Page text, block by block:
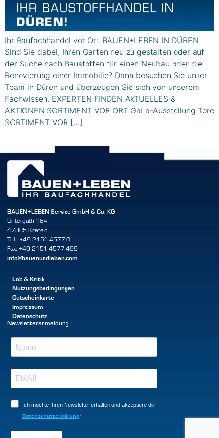
Ihr Baufachhandel vor Ort BAUEN+LEBEN IN DÜREN
Sind Sie dabei, Ihren Garten neu zu gestalten oder auf
der Suche nach Baustoffen für einen Neubau oder die
Renovierung einer Immobilie? Dann besuchen Sie unser
Team in Düren und überzeugen Sie sich von unserem
Fachwissen. EXPERTEN FINDEN AkTUELLES &
AKTIONEN SORTIMENT VOR ORT GaLa-Ausstellung Tore
SORTIMENT VOR […]
BAUEN+LEBEN Service GmbH & Co. KG
Untergath 184
47805 Krefeld
Tel.: +49 2151 4577-0
Fax: +49 2151 4577-499
info@bauenundleben.com
Lob & Kritik
Nutzungsbedingungen
Gutscheinkarte
Impressum
Datenschutz
Newsletteranmeldung
Ich möchte Ihren Newsletter erhalten und akzeptiere die
Datenschutzerklärung